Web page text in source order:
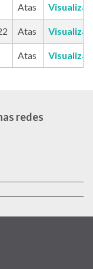
Atas Visualizar
Atas Visualizar
Atas Visualizar
redes